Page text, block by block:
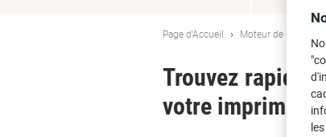
Page d'Accueil Moteur de
Trouvez
votre